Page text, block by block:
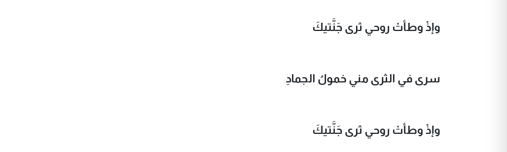
وإذْ وطأتْ روحي ثرى جَنَّتيكَ
سرى في الثرى مني خمولُ الجمادِ
وإذْ وطأتْ روحي ثرى جَنَّتيكَ